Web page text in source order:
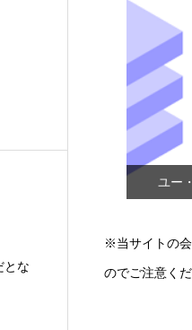
とな
ユー
※当サイトの
のでご注意くだ